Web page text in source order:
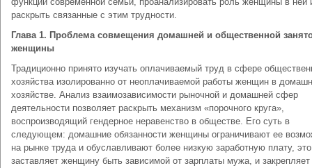
раскрыть связанные с этим трудности.
Глава 1. Проблема совмещения домашней и общественной
женщины
Традиционно принято изучать оплачиваемый труд в сфере
хозяйства изолированно от неоплачиваемой работы женщин в
хозяйстве. Анализ взаимозависимости рыночной и домашней сфер
деятельности позволяет раскрыть механизм «порочного круга»,
воспроизводящий гендерное неравенство в обществе. Его суть в
следующем: домашние обязанности женщины ограничивают ее
на рынке труда и обуславливают более низкую заработную плату, это
заставляет женщину быть зависимой от зарплаты мужа, и закрепляет